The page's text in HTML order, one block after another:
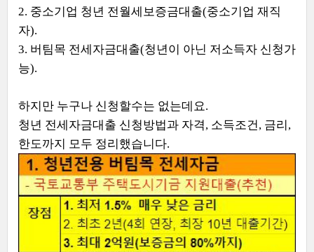
2. 중소기업 청년 전월세보증금대출(중소기업 재직
자).
3. 버팀목 전세자금대출(청년이 아닌 저소득자 신청가
능).
하지만 누구나 신청할수는 없는데요.
청년 전세자금대출 신청방법과 자격, 소득조건, 금리,
한도까지 모두 정리했습니다.